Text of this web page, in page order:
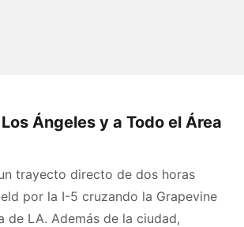
Ángeles y a Todo el Área
trayecto directo de dos horas
por la I-5 cruzando la Grapevine
de LA. Además de la ciudad,